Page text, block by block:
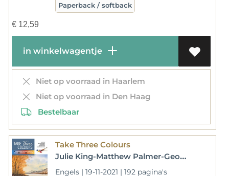
Paperback / softback
€12,59
in winkelwagentje
Niet op voorraad in Haarlem
Niet op voorraad in Den Haag
Bestelbaar
Take Three Colours
Julie King-Matthew Palmer-Geoff Kersey-Grahame Booth-Stephen Coates
Engels | 19-11-2021 | 192 pagina's